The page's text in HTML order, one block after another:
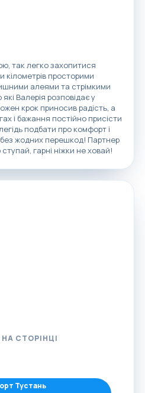
так легко захопитися
кілометрів просторими
алеями та стрімкими
Валерія розповідає у
крок приносив радість, а
і бажання постійно присісти
подбати про комфорт і
без жодних перешкод! Партнер
гарні ніжки не ховай!
СТОРІНЦІ
Тустань